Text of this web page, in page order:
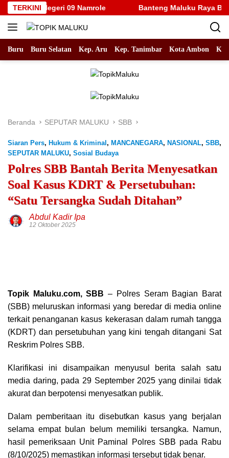
Langsung
ke
konten
TERKINI
SD Negeri 09 Namrole Banteng Maluku Raya
Buru Buru Selatan Kep. Aru Kep. Tanimbar Kota Ambon
Beranda SEPUTAR MALUKU SBB
Siaran Pers, Hukum & Kriminal , MANCANEGARA, NASIONAL, SBB,
SEPUTAR MALUKU, Sosial Budaya
Polres SBB Bantah Berita Menyesatkan
Soal Kasus KDRT & Persetubuhan:
“Satu Tersangka Sudah Ditahan”
Abdul Kadir Ipa
12 Oktober 2025
Topik Maluku.com, SBB– Polres Seram Bagian Barat
(SBB) meluruskan informasi yang beredar di media online
terkait penanganan kasus kekerasan dalam rumah tangga
(KDRT) dan persetubuhan yang kini tengah ditangani Sat
Reskrim Polres SBB.
Klarifikasi ini disampaikan menyusul berita salah satu
media daring, pada 29 September 2025 yang dinilai tidak
akurat dan berpotensi menyesatkan publik.
Dalam pemberitaan itu disebutkan kasus yang berjalan
selama empat bulan belum memiliki tersangka. Namun,
hasil pemeriksaan Unit Paminal Polres SBB pada Rabu
(8/10/2025) memastikan informasi tersebut tidak benar.